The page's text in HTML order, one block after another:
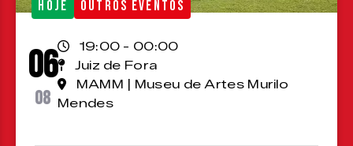
HOJE OUTROS EVENTOS
06
08
19:00 - 00:00
Juiz de Fora
MAMM | Museu de Artes Murilo
Mendes